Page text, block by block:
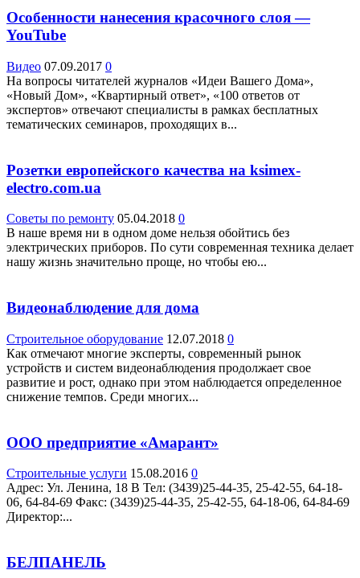
Особенности нанесения красочного слоя —
YouTube
Видео 07.09.2017 0
На вопросы читателей журналов «Идеи Вашего Дома»,
«Новый Дом», «Квартирный ответ», «100 ответов от
экспертов» отвечают специалисты в рамках бесплатных
тематических семинаров, проходящих в...
Розетки европейского качества на ksimex-
electro.com.ua
Советы по ремонту 05.04.2018 0
В наше время ни в одном доме нельзя обойтись без
электрических приборов. По сути современная техника делает
нашу жизнь значительно проще, но чтобы ею...
Видеонаблюдение для дома
Строительное оборудование 12.07.2018 0
Как отмечают многие эксперты, современный рынок
устройств и систем видеонаблюдения продолжает свое
развитие и рост, однако при этом наблюдается определенное
снижение темпов. Среди многих...
ООО предприятие «Амарант»
Строительные услуги 15.08.2016 0
Адрес: Ул. Ленина, 18 В Teл: (3439)25-44-35, 25-42-55, 64-18-
06, 64-84-69 Факс: (3439)25-44-35, 25-42-55, 64-18-06, 64-84-69
Директор:...
БЕЛПАНЕЛЬ